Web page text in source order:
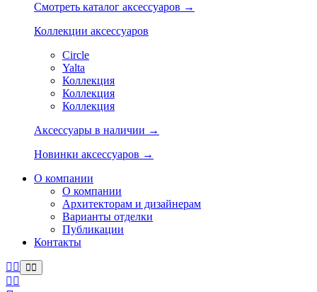
Смотреть каталог аксессуаров →
Коллекции аксессуаров
Circle
Yalta
Коллекция
Коллекция
Коллекция
Аксессуары в наличии →
Новинки аксессуаров →
О компании
О компании
Архитекторам и дизайнерам
Варианты отделки
Публикации
Контакты